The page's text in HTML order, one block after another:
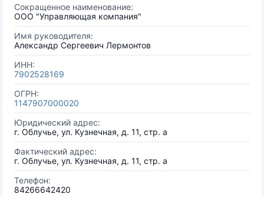
Сокращенное наименование:
ООО "Управляющая компания"
Имя руководителя:
Александр Сергеевич Лермонтов
ИНН:
7902528169
ОГРН:
1147907000020
Юридический адрес:
г. Облучье, ул. Кузнечная, д. 11, стр. а
Фактический адрес:
г. Облучье, ул. Кузнечная, д. 11, стр. а
Телефон:
84266642420